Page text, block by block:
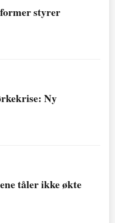
styrer
Ny
tåler ikke økte